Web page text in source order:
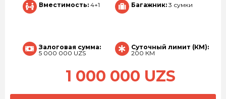
Вместимость: 4+1 Багажник: 3 сумки
Залоговая сумма:
5 000 000 UZS
Суточный лимит (КМ):
200 КМ
1 000 000 UZS